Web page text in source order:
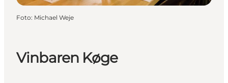
Vinbaren Køge
Foto: Michael Weje